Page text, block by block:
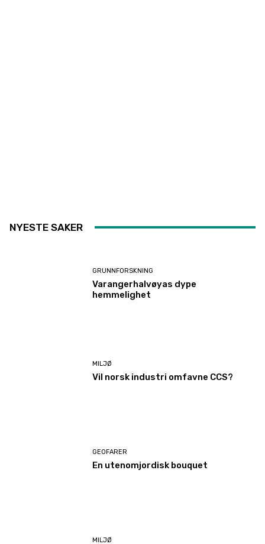
NYESTE SAKER
GRUNNFORSKNING
Varangerhalvøyas dype
hemmelighet
MILJØ
Vil norsk industri omfavne CCS?
GEOFARER
En utenomjordisk bouquet
MILJØ